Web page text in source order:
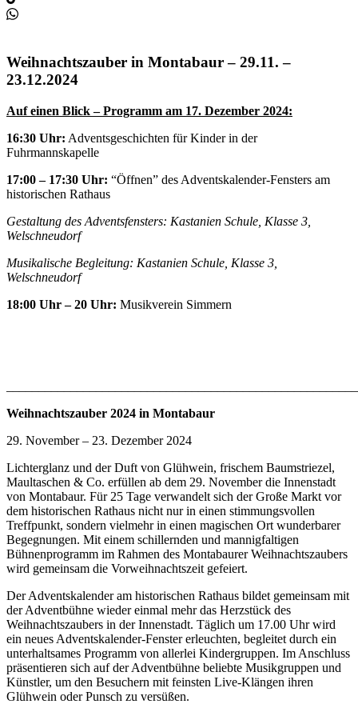
Weihnachtszauber in Montabaur – 29.11. –
23.12.2024
Auf einen Blick – Programm am 17. Dezember 2024:
16:30 Uhr: Adventsgeschichten für Kinder in der
Fuhrmannskapelle
17:00 – 17:30 Uhr: “Öffnen” des Adventskalender-Fensters am
historischen Rathaus
Gestaltung des Adventsfensters: Kastanien Schule, Klasse 3,
Welschneudorf
Musikalische Begleitung: Kastanien Schule, Klasse 3,
Welschneudorf
18:00 Uhr – 20 Uhr: Musikverein Simmern
Weihnachtszauber 2024 in Montabaur
29. November – 23. Dezember 2024
Lichterglanz und der Duft von Glühwein, frischem Baumstriezel,
Maultaschen & Co. erfüllen ab dem 29. November die Innenstadt
von Montabaur. Für 25 Tage verwandelt sich der Große Markt vor
dem historischen Rathaus nicht nur in einen stimmungsvollen
Treffpunkt, sondern vielmehr in einen magischen Ort wunderbarer
Begegnungen. Mit einem schillernden und mannigfaltigen
Bühnenprogramm im Rahmen des Montabaurer Weihnachtszaubers
wird gemeinsam die Vorweihnachtszeit gefeiert.
Der Adventskalender am historischen Rathaus bildet gemeinsam mit
der Adventbühne wieder einmal mehr das Herzstück des
Weihnachtszaubers in der Innenstadt. Täglich um 17.00 Uhr wird
ein neues Adventskalender-Fenster erleuchten, begleitet durch ein
unterhaltsames Programm von allerlei Kindergruppen. Im Anschluss
präsentieren sich auf der Adventbühne beliebte Musikgruppen und
Künstler, um den Besuchern mit feinsten Live-Klängen ihren
Glühwein oder Punsch zu versüßen.